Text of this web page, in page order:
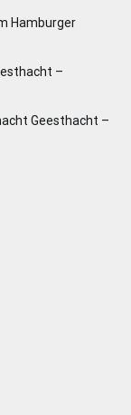
Hamburger
–
Geesthacht –